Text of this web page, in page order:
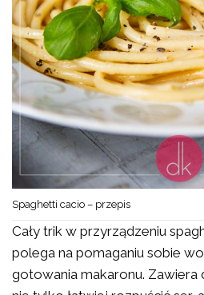
Spaghetti cacio – przepis
Cały trik w przyrządzeniu
polega na pomaganiu sobie
gotowania makaronu. Zawiera